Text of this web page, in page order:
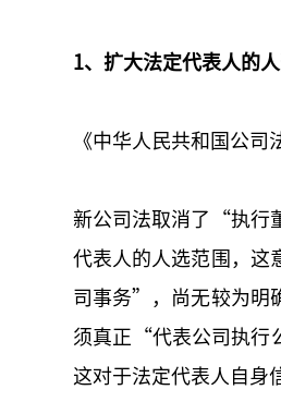
1、扩大法定代表人的
《中华人民共和国公
新公司法取消了“执行
代表人的人选范围，
司事务”，尚无较为明
须真正“代表公司执行
这对于法定代表人自身